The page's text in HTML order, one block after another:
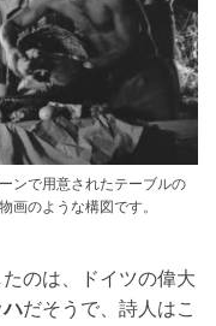
ンで用意されたテーブルの
画のような構図です。
のは、ドイツの偉大
ハだそうで、詩人はこ